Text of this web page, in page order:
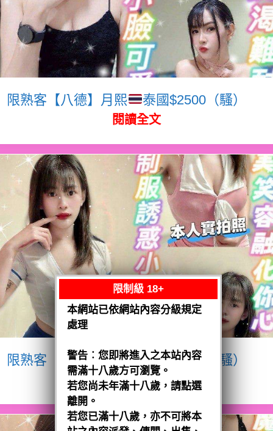
限熟客【八德】月熙 泰國$2500（騷）
閱讀全文
限熟客【八德】宥瑄 泰國$2500（騷）
閱讀全文
限制級 18+
本網站已依網站內容分級規定
處理
警告︰您即將進入之本站內容
需滿十八歲方可瀏覽。
若您尚未年滿十八歲，請點選
離開。
若您已滿十八歲，亦不可將本